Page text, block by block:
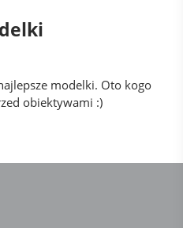
modelki. Oto kogo
obiektywami :)